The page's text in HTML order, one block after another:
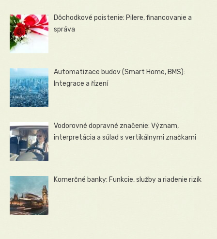
Dôchodkové poistenie: Pilere, financovanie a
správa
Automatizace budov (Smart Home, BMS):
Integrace a řízení
Vodorovné dopravné značenie: Význam,
interpretácia a súlad s vertikálnymi značkami
Komerčné banky: Funkcie, služby a riadenie rizík